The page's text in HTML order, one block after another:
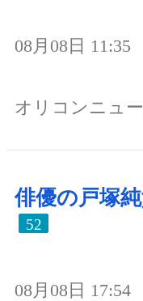
08月08日 11:35
オリコンニュ
俳優の戸塚
52
08月08日 17:54